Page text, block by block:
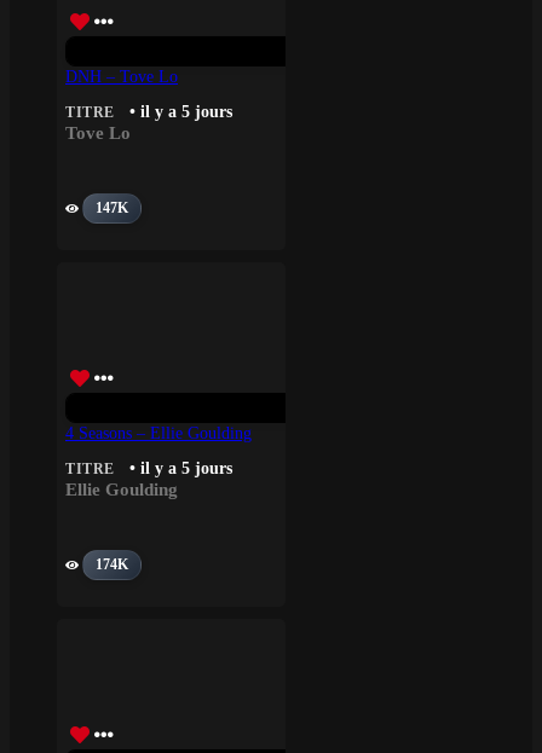
DNH – Tove Lo
TITRE • il y a 5 jours
Tove Lo
147K
4 Seasons – Ellie Goulding
TITRE • il y a 5 jours
Ellie Goulding
174K